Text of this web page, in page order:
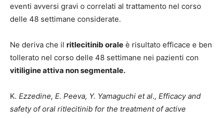
eventi avversi gravi o correlati al trattamento nel corso
delle 48 settimane considerate.
Ne deriva che il ritlecitinib orale è risultato efficace e ben
tollerato nel corso delle 48 settimane nei pazienti con
vitiligine attiva non segmentale.
K. Ezzedine, E. Peeva, Y. Yamaguchi et al., Efficacy and
safety of oral ritlecitinib for the treatment of active